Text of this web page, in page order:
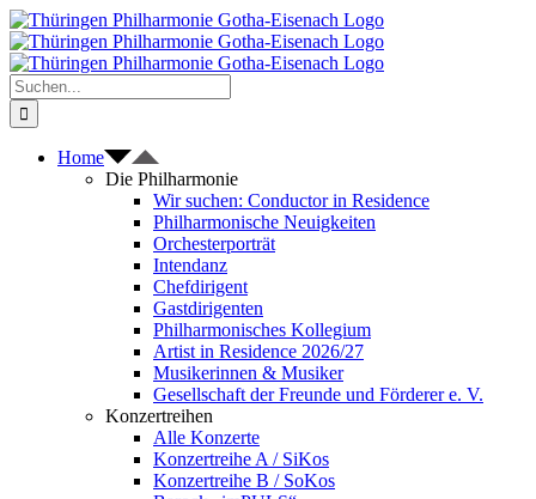
Zum
Inhalt
springen
Suche
nach:
Home
Die Philharmonie
Wir suchen: Conductor in Residence
Philharmonische Neuigkeiten
Orchesterporträt
Intendanz
Chefdirigent
Gastdirigenten
Philharmonisches Kollegium
Artist in Residence 2026/27
Musikerinnen & Musiker
Gesellschaft der Freunde und Förderer e. V.
Konzertreihen
Alle Konzerte
Konzertreihe A / SiKos
Konzertreihe B / SoKos